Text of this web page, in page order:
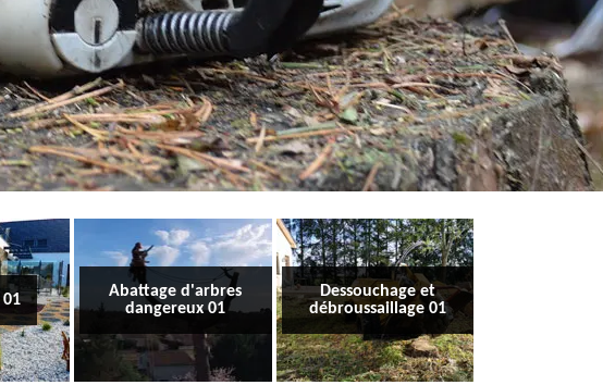
01
Abattage d'arbres
dangereux 01
Dessouchage et
débroussaillage 01